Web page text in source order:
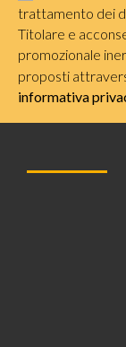
trattamento dei
Titolare e
promozionale
proposti
informativa